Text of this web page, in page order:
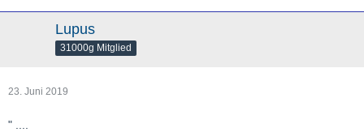
Lupus
31000g Mitglied
23. Juni 2019
" ....